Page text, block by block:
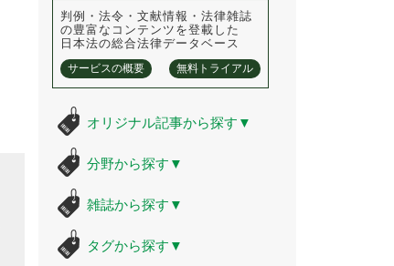
判例・法令・文献情報・法律雑誌
の豊富なコンテンツを登載した
日本法の総合法律データベース
サービスの概要 無料トライアル
オリジナル記事から探す ▼
分野から探す ▼
雑誌から探す ▼
タグから探す ▼